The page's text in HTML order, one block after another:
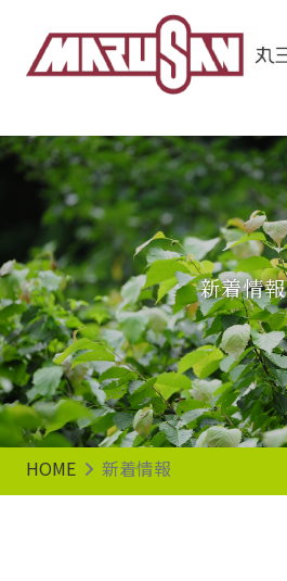
Main Navigation
新着情報
HOME 新着情報